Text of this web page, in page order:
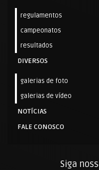
regulamentos
campeonatos
resultados
DIVERSOS
galerias de foto
galerias de vídeo
NOTÍCIAS
FALE CONOSCO
Siga